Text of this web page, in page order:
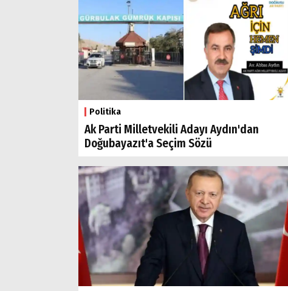
Politika
Ak Parti Milletvekili Adayı Aydın'dan
Doğubayazıt'a Seçim Sözü